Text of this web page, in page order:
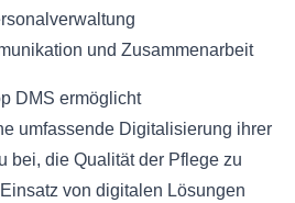
und Zusammenarbeit
DMS ermöglicht
umfassende Digitalisierung ihrer
bei, die Qualität der Pflege zu
von digitalen Lösungen